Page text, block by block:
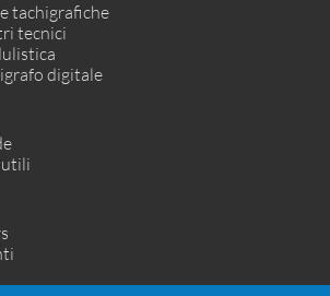
tachigrafiche
tecnici
digitale